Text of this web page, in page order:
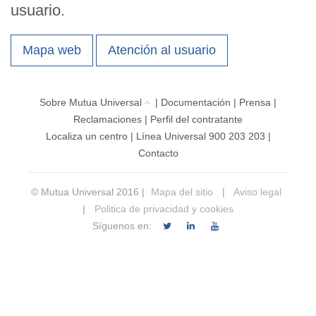
usuario.
Mapa web Atención al usuario
Sobre Mutua Universal | Documentación | Prensa |
Reclamaciones | Perfil del contratante
Localiza un centro| Línea Universal 900 203 203 |
Contacto
© Mutua Universal 2016 | Mapa del sitio |
Aviso legal
|
Politica de privacidad y cookies
Síguenos en: